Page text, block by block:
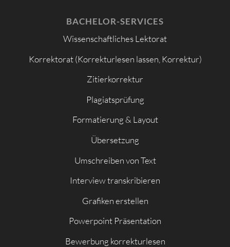
BACHELOR-SERVICES
Wissenschaftliches Lektorat
Korrektorat (Korrekturlesen lassen, Korrektur)
Zitierkorrektur
Plagiatsprüfung
Formatierung & Layout
Übersetzung
Umschreiben von Text
Interview transkribieren
Grafiken erstellen
Powerpoint Präsentation
Bewerbung korrekturlesen